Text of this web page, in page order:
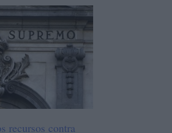
recursos contra